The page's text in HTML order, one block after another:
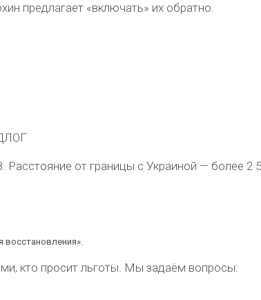
предлагает «включать» их обратно.
от границы с Украиной — более 2
восстановления».
кто просит льготы. Мы задаём вопросы: